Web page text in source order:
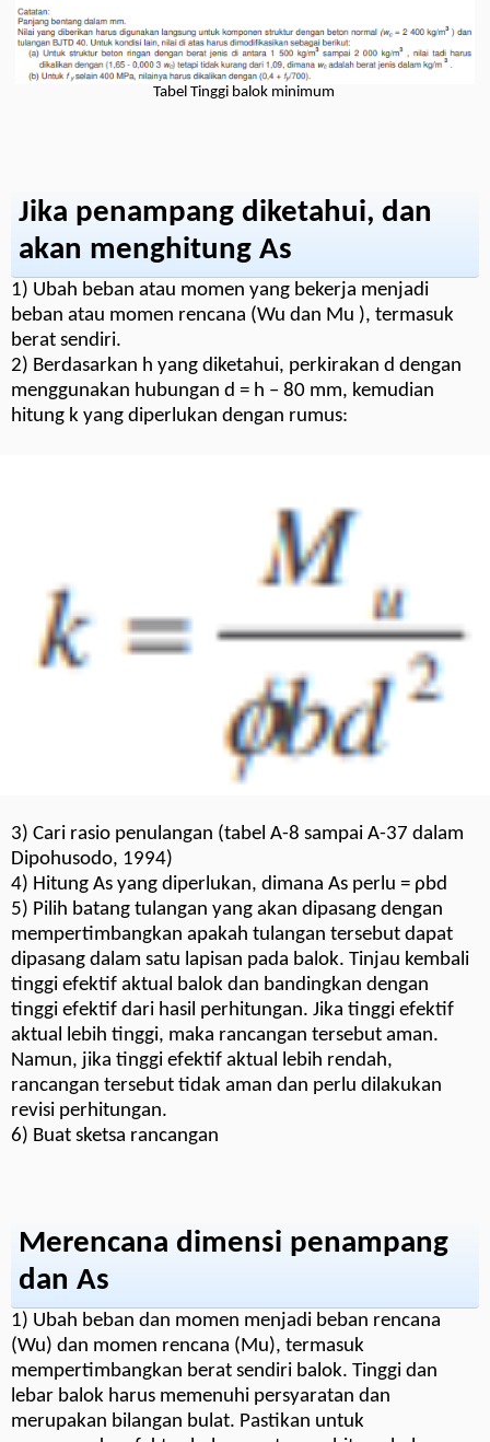
Tabel Tinggi balok minimum
Jika penampang diketahui, dan
akan menghitung As
1) Ubah beban atau momen yang bekerja menjadi
beban atau momen rencana (Wu dan Mu ), termasuk
berat sendiri.
2) Berdasarkan h yang diketahui, perkirakan d dengan
menggunakan hubungan d = h – 80 mm, kemudian
hitung k yang diperlukan dengan rumus:
3) Cari rasio penulangan (tabel A-8 sampai A-37 dalam
Dipohusodo, 1994)
4) Hitung As yang diperlukan, dimana As perlu = ρbd
5) Pilih batang tulangan yang akan dipasang dengan
mempertimbangkan apakah tulangan tersebut dapat
dipasang dalam satu lapisan pada balok. Tinjau kembali
tinggi efektif aktual balok dan bandingkan dengan
tinggi efektif dari hasil perhitungan. Jika tinggi efektif
aktual lebih tinggi, maka rancangan tersebut aman.
Namun, jika tinggi efektif aktual lebih rendah,
rancangan tersebut tidak aman dan perlu dilakukan
revisi perhitungan.
6) Buat sketsa rancangan
Merencana dimensi penampang
dan As
1) Ubah beban dan momen menjadi beban rencana
(Wu) dan momen rencana (Mu), termasuk
mempertimbangkan berat sendiri balok. Tinggi dan
lebar balok harus memenuhi persyaratan dan
merupakan bilangan bulat. Pastikan untuk